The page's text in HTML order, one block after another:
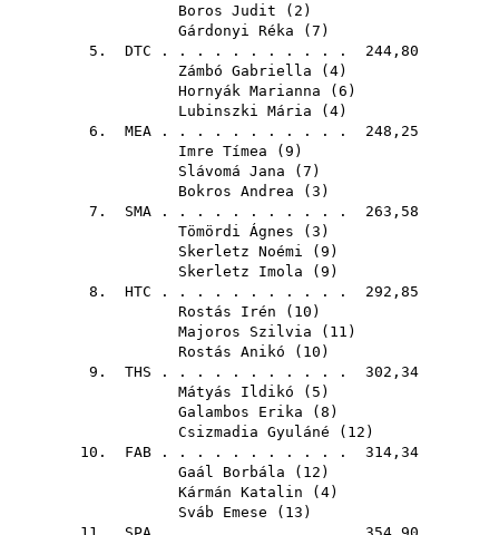
Boros Judit ( 2 )
Gárdonyi Réka ( 7 )
5. DTC . . . . . . . . . . . 244,80
Zámbó Gabriella ( 4)
Hornyák Marianna ( 6 )
Lubinszki Mária ( 4)
6. MEA . . . . . . . . . . . 248,25
Imre Tímea ( 9 )
Slávomá Jana ( 7 )
Bokros Andrea ( 3 )
7. SMA . . . . . . . . . . . 263,58
Tömördi Ágnes ( 3 )
Skerletz Noémi ( 9 )
Skerletz Imola ( 9 )
8. HTC . . . . . . . . . . . 292,85
Rostás Irén ( 10 )
Majoros Szilvia ( 11 )
Rostás Anikó ( 10 )
9. THS . . . . . . . . . . . 302,34
Mátyás Ildikó ( 5 )
Galambos Erika ( 8 )
Csizmadia Gyuláné ( 12 )
10. FAB . . . . . . . . . . . 314,34
Gaál Borbála ( 12 )
Kármán Katalin ( 4)
Sváb Emese ( 13 )